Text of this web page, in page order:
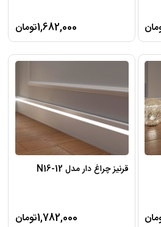
1,682,000تومان
قرنیز چراغ دار مدل N16-12
1,782,000تومان